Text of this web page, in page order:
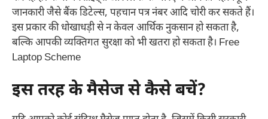
जानकारी जैसे बैंक डिटेल्स, पहचान पत्र नंबर आदि चोरी कर सकते हैं।
इस प्रकार की धोखाधड़ी से न केवल आर्थिक नुकसान हो सकता है,
बल्कि आपकी व्यक्तिगत सुरक्षा को भी खतरा हो सकता है। Free
Laptop Scheme
इस तरह के मैसेज से कैसे बचें?